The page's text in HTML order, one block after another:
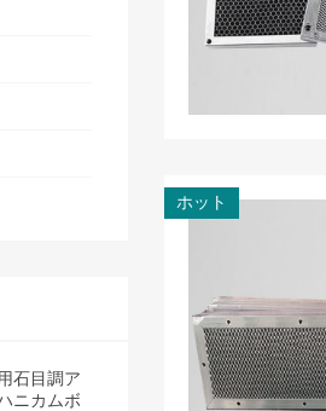
ホット
石目調ア
ニカムボ